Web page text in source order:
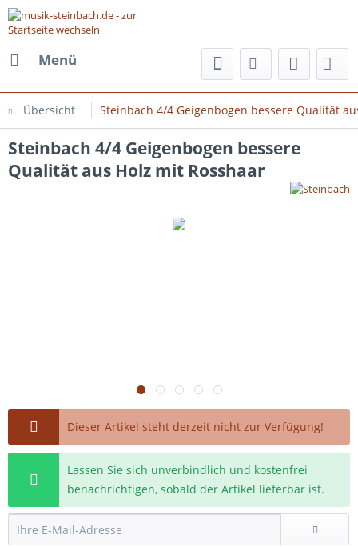
Menü
Übersicht Steinbach 4/4 Geigenbogen bessere Qualität
Steinbach 4/4 Geigenbogen bessere
Qualität aus Holz mit Rosshaar
Dieser Artikel steht derzeit nicht zur Verfügung!
Lassen Sie sich unverbindlich und kostenfrei
benachrichtigen, sobald der Artikel lieferbar ist.